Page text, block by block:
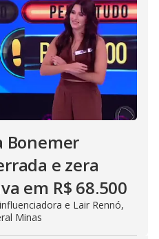
Bonemer
e zera
em R$ 68.500
e Lair Rennó,
Minas